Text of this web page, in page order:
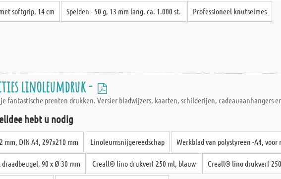
softgrip, 14 cm Spelden - 50 g, 13 mm lang, ca. 1.000 st. Professioneel knutselmes
linoleumdruk -
fantastische prenten drukken. Versier bladwijzers, kaarten, schilderijen, cadeauaanhangers
hebt u nodig
DIN A4, 297x210 mm Linoleumsnijgereedschap Werkblad van polystyreen -A4, voor
draadbeugel, 90 x Ø 30 mm Creall® lino drukverf 250 ml, blauw Creall® lino drukverf